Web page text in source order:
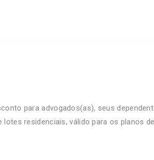
para advogados(as), seus
residenciais, válido para os planos